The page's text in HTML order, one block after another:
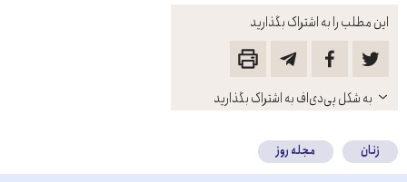
این مطلب را به اشتراک بگذارید
باز
کنید
به شکل پی‌دی‌اف به اشتراک بگذارید
زنان مجله روز